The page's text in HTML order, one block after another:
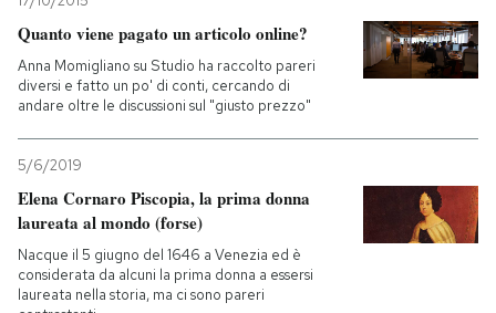
Quanto viene pagato un articolo online?
Anna Momigliano su Studio ha raccolto pareri
diversi e fatto un po' di conti, cercando di
andare oltre le discussioni sul "giusto prezzo"
5/6/2019
Elena Cornaro Piscopia, la prima donna
laureata al mondo (forse)
Nacque il 5 giugno del 1646 a Venezia ed è
considerata da alcuni la prima donna a essersi
laureata nella storia, ma ci sono pareri